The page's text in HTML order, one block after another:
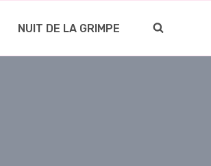
NUIT DE LA GRIMPE